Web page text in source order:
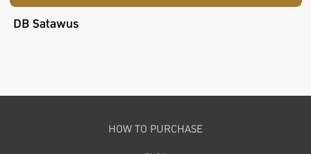
DB Satawus
Footer menuHOW TO PURCHASE